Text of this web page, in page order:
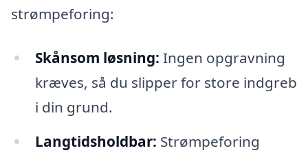
strømpeforing:
Skånsom løsning: Ingen opgravning
kræves, så du slipper for store indgreb
i din grund.
Langtidsholdbar: Strømpeforing